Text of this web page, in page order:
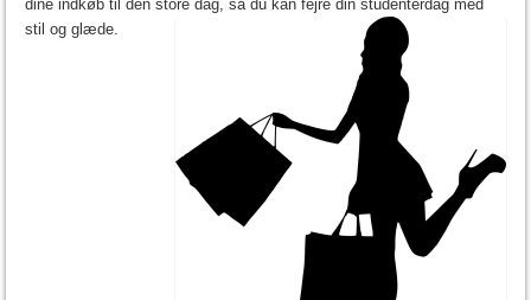
dine indkøb til den store dag, så du kan fejre din studenterdag med
stil og glæde.